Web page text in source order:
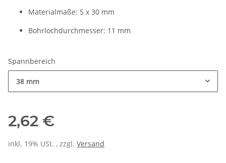
Materialmaße: 5 x 30 mm
Bohrlochdurchmesser: 11 mm
Spannbereich
38 mm
2,62 €
inkl. 19% USt. , zzgl. Versand